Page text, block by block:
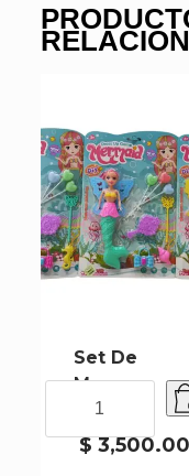
Set De
Muneca
Sd22629
$3,500.00
Muneca